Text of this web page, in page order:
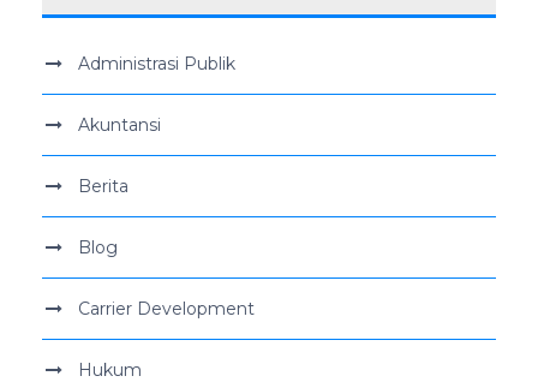
Administrasi Publik
Akuntansi
Berita
Blog
Carrier Development
Hukum